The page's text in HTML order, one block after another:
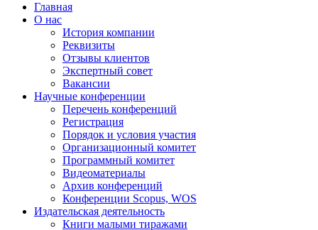
Главная
О нас
История компании
Реквизиты
Отзывы клиентов
Экспертный совет
Вакансии
Научные конференции
Перечень конференций
Регистрация
Порядок и условия участия
Организационный комитет
Программный комитет
Видеоматериалы
Архив конференций
Конференции Scopus, WOS
Издательская деятельность
Книги малыми тиражами